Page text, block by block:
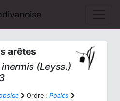
arêtes
(Leyss.)
Ordre : Poales